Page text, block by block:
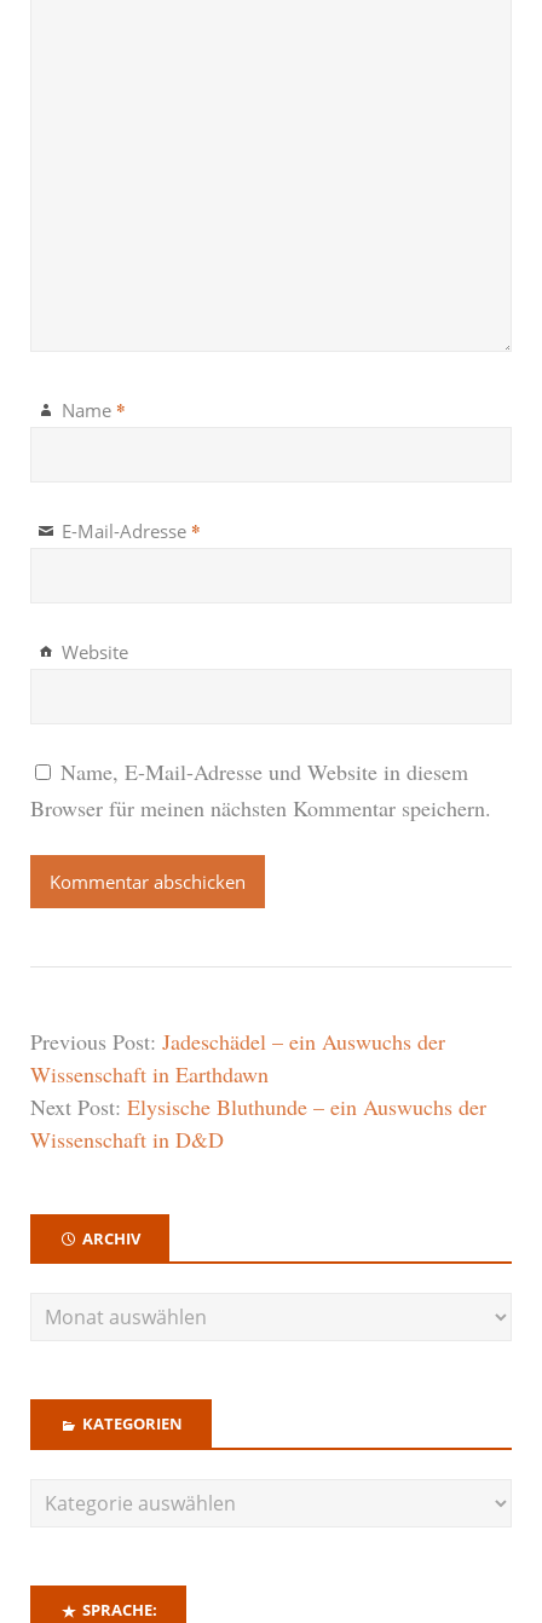
Name *
E-Mail-Adresse *
Website
Name, E-Mail-Adresse und Website in diesem
Browser für meinen nächsten Kommentar speichern.
Previous Post: Jadeschädel – ein Auswuchs der
Wissenschaft in Earthdawn
Next Post: Elysische Bluthunde – ein Auswuchs der
Wissenschaft in D&D
ARCHIV
KATEGORIEN
SPRACHE: